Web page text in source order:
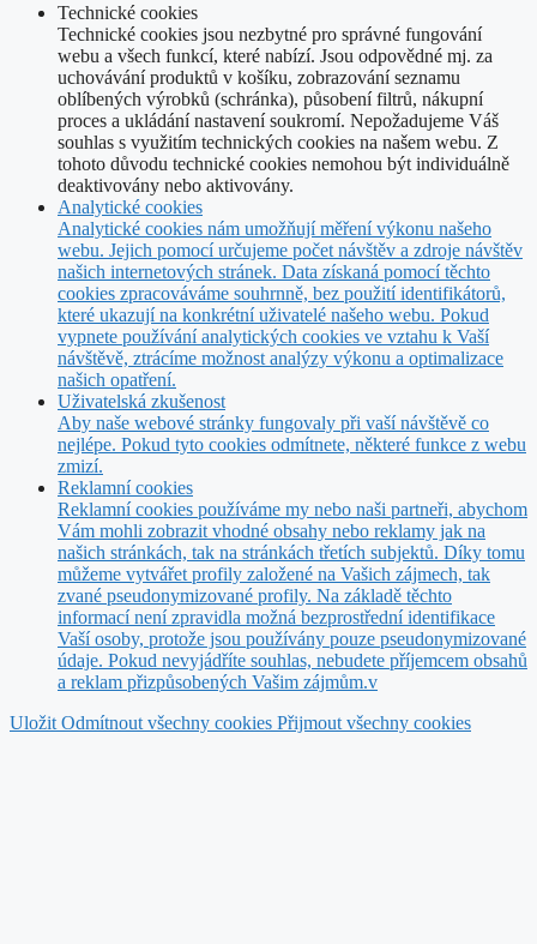
Technické cookies
Technické cookies jsou nezbytné pro správné fungování
webu a všech funkcí, které nabízí. Jsou odpovědné mj. za
uchovávání produktů v košíku, zobrazování seznamu
oblíbených výrobků (schránka), působení filtrů, nákupní
proces a ukládání nastavení soukromí. Nepožadujeme Váš
souhlas s využitím technických cookies na našem webu. Z
tohoto důvodu technické cookies nemohou být individuálně
deaktivovány nebo aktivovány.
Analytické cookies
Analytické cookies nám umožňují měření výkonu našeho
webu. Jejich pomocí určujeme počet návštěv a zdroje návštěv
našich internetových stránek. Data získaná pomocí těchto
cookies zpracováváme souhrnně, bez použití identifikátorů,
které ukazují na konkrétní uživatelé našeho webu. Pokud
vypnete používání analytických cookies ve vztahu k Vaší
návštěvě, ztrácíme možnost analýzy výkonu a optimalizace
našich opatření.
Uživatelská zkušenost
Aby naše webové stránky fungovaly při vaší návštěvě co
nejlépe. Pokud tyto cookies odmítnete, některé funkce z webu
zmizí.
Reklamní cookies
Reklamní cookies používáme my nebo naši partneři, abychom
Vám mohli zobrazit vhodné obsahy nebo reklamy jak na
našich stránkách, tak na stránkách třetích subjektů. Díky tomu
můžeme vytvářet profily založené na Vašich zájmech, tak
zvané pseudonymizované profily. Na základě těchto
informací není zpravidla možná bezprostřední identifikace
Vaší osoby, protože jsou používány pouze pseudonymizované
údaje. Pokud nevyjádříte souhlas, nebudete příjemcem obsahů
a reklam přizpůsobených Vašim zájmům.v
Uložit Odmítnout všechny cookies Přijmout všechny cookies